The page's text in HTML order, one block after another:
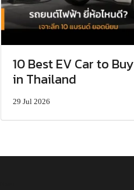
10 Best EV Car to Buy
in Thailand
29 Jul 2026